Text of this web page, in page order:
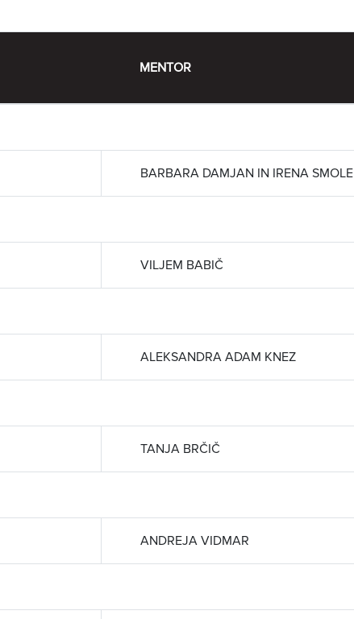
MENTOR
BARBARA DAMJAN IN IRENA SMOLE
VILJEM BABIČ
ALEKSANDRA ADAM KNEZ
TANJA BRČIČ
ANDREJA VIDMAR